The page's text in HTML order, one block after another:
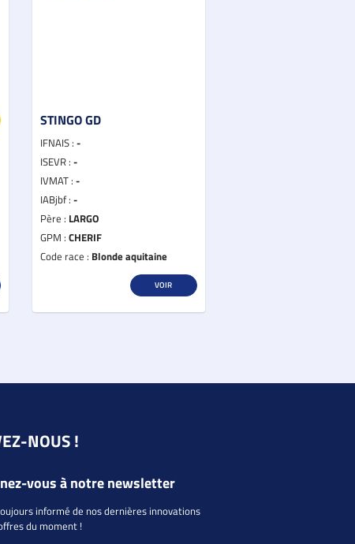
STINGO GD
IFNAIS :-
ISEVR :-
IVMAT :-
IABjbf :-
Père : LARGO
GPM :CHERIF
Code race : Blonde aquitaine
VOIR
NOUS !
vous à notre newsletter
informé de nos dernières innovations
du moment !